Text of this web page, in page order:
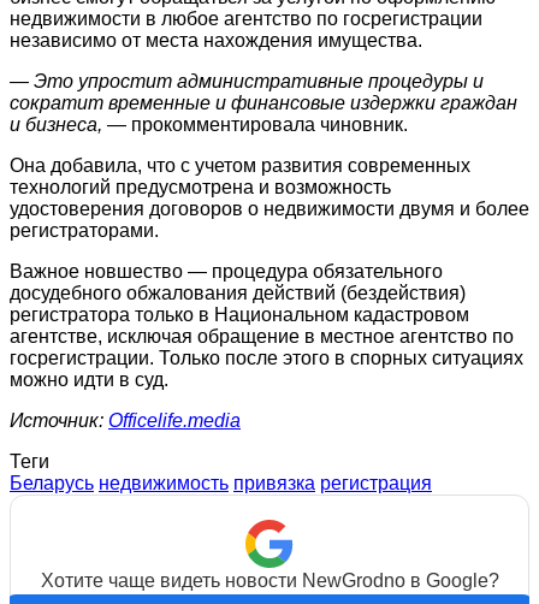
недвижимости в любое агентство по госрегистрации
независимо от места нахождения имущества.
— Это упростит административные процедуры и
сократит временные и финансовые издержки граждан
и бизнеса, — прокомментировала чиновник.
Она добавила, что с учетом развития современных
технологий предусмотрена и возможность
удостоверения договоров о недвижимости двумя и более
регистраторами.
Важное новшество — процедура обязательного
досудебного обжалования действий (бездействия)
регистратора только в Национальном кадастровом
агентстве, исключая обращение в местное агентство по
госрегистрации. Только после этого в спорных ситуациях
можно идти в суд.
Источник: Officelife.media
Теги
Беларусь недвижимость привязка регистрация
Хотите чаще видеть новости NewGrodno в Google?